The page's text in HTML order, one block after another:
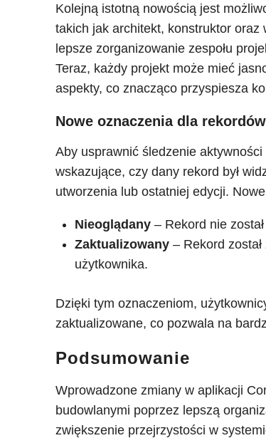
Kolejną istotną nowością jest
takich jak architekt, konstruktor
lepsze zorganizowanie zespołu
Teraz, każdy projekt może mieć
aspekty, co znacząco przyspiesza
Nowe oznaczenia dla rekordów
Aby usprawnić śledzenie
wskazujące, czy dany rekord był
utworzenia lub ostatniej edycji.
Nieoglądany – Rekord nie
Zaktualizowany – Rekord
użytkownika.
Dzięki tym oznaczeniom,
zaktualizowane, co pozwala na
Podsumowanie
Wprowadzone zmiany w aplikacji
budowlanymi poprzez lepszą
zwiększenie przejrzystości w